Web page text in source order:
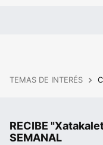
TEMAS DE INTERÉS
RECIBE
SEMANAL